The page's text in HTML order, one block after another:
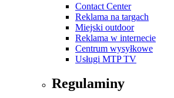
Contact Center
Reklama na targach
Miejski outdoor
Reklama w internecie
Centrum wysyłkowe
Usługi MTP TV
Regulaminy